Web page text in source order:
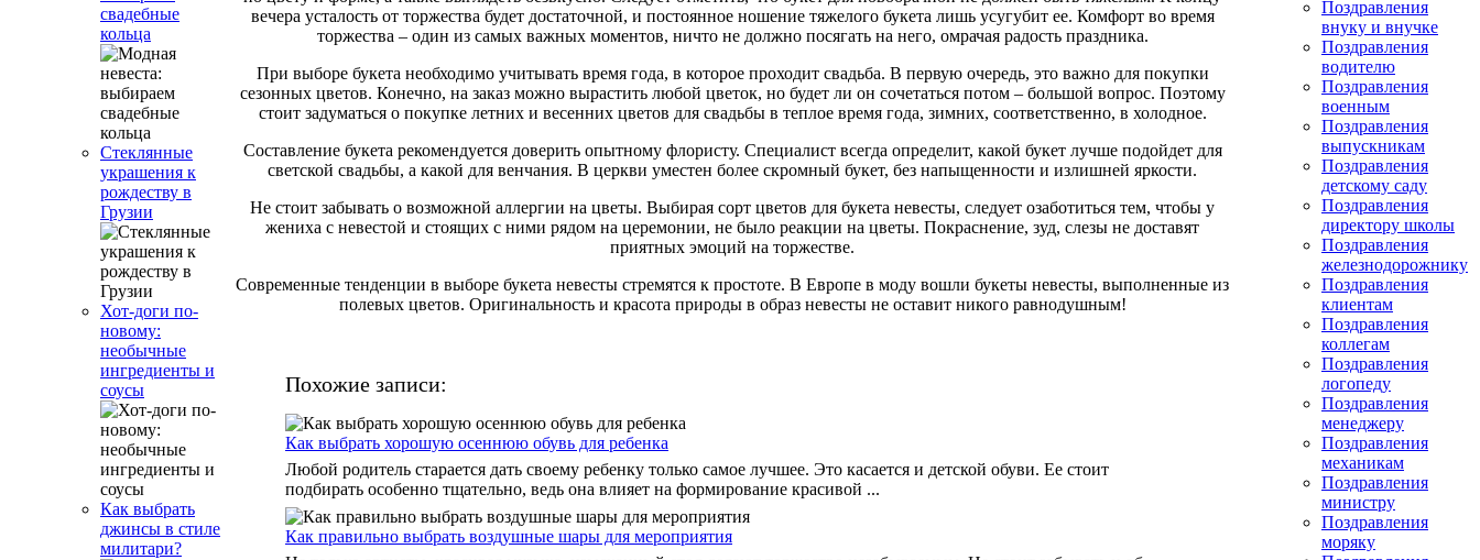
свадебные
кольца
Стеклянные
украшения к
рождеству в
Грузии
Хот-доги по-
новому:
необычные
ингредиенты и
соусы
Как выбрать
джинсы в стиле
милитари?
вечера усталость от торжества будет достаточной, и постоянное ношение тяжелого букета лишь усугубит ее. Комфорт во время
торжества – один из самых важных моментов, ничто не должно посягать на него, омрачая радость праздника.
При выборе букета необходимо учитывать время года, в которое проходит свадьба. В первую очередь, это важно для покупки
сезонных цветов. Конечно, на заказ можно вырастить любой цветок, но будет ли он сочетаться потом – большой вопрос. Поэтому
стоит задуматься о покупке летних и весенних цветов для свадьбы в теплое время года, зимних, соответственно, в холодное.
Составление букета рекомендуется доверить опытному флористу. Специалист всегда определит, какой букет лучше подойдет для
светской свадьбы, а какой для венчания. В церкви уместен более скромный букет, без напыщенности и излишней яркости.
Не стоит забывать о возможной аллергии на цветы. Выбирая сорт цветов для букета невесты, следует озаботиться тем, чтобы у
жениха с невестой и стоящих с ними рядом на церемонии, не было реакции на цветы. Покраснение, зуд, слезы не доставят
приятных эмоций на торжестве.
Современные тенденции в выборе букета невесты стремятся к простоте. В Европе в моду вошли букеты невесты, выполненные из
полевых цветов. Оригинальность и красота природы в образ невесты не оставит никого равнодушным!
Похожие записи:
Как выбрать хорошую осеннюю обувь для ребенка
Любой родитель старается дать своему ребенку только самое лучшее. Это касается и детской обуви. Ее стоит
подбирать особенно тщательно, ведь она влияет на формирование красивой ...
Как правильно выбрать воздушные шары для мероприятия
Поздравления
внуку и внучке
Поздравления
водителю
Поздравления
военным
Поздравления
выпускникам
Поздравления
детскому саду
Поздравления
директору школы
Поздравления
железнодорожнику
Поздравления
клиентам
Поздравления
коллегам
Поздравления
логопеду
Поздравления
менеджеру
Поздравления
механикам
Поздравления
министру
Поздравления
моряку